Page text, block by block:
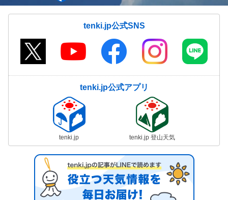
tenki.jp公式SNS
tenki.jp公式アプリ
tenki.jp tenki.jp 登山天気